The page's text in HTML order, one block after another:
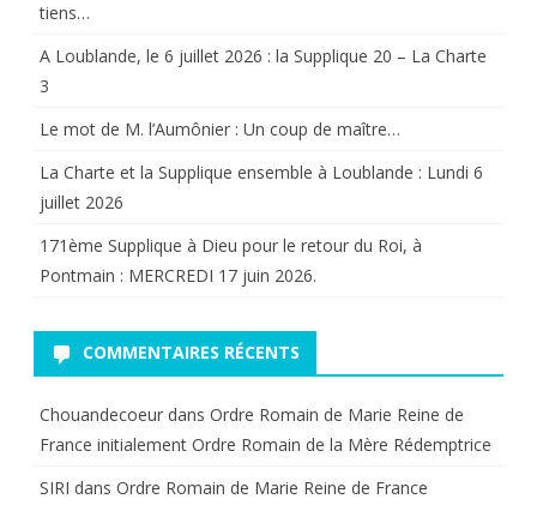
tiens…
A Loublande, le 6 juillet 2026 : la Supplique 20 – La Charte
3
Le mot de M. l’Aumônier : Un coup de maître…
La Charte et la Supplique ensemble à Loublande : Lundi 6
juillet 2026
171ème Supplique à Dieu pour le retour du Roi, à
Pontmain : MERCREDI 17 juin 2026.
COMMENTAIRES RÉCENTS
Chouandecoeur dans Ordre Romain de Marie Reine de
France initialement Ordre Romain de la Mère Rédemptrice
SIRI dans Ordre Romain de Marie Reine de France